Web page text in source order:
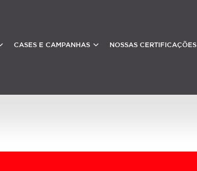
CASES E CAMPANHAS NOSSAS CERTIFICAÇÕES